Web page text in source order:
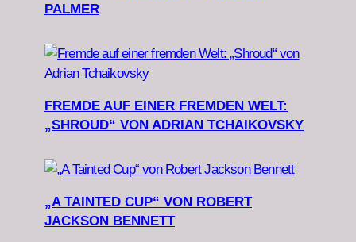
PALMER
FREMDE AUF EINER FREMDEN WELT:
„SHROUD“ VON ADRIAN TCHAIKOVSKY
„A TAINTED CUP“ VON ROBERT
JACKSON BENNETT